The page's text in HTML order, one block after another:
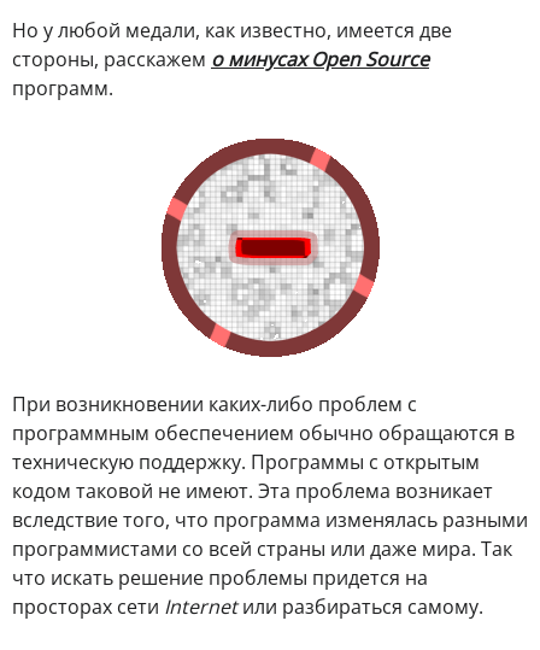
Но у любой медали, как известно, имеется две
стороны, расскажем о минусах Open Source
программ.
При возникновении каких-либо проблем с
программным обеспечением обычно обращаются в
техническую поддержку. Программы с открытым
кодом таковой не имеют. Эта проблема возникает
вследствие того, что программа изменялась разными
программистами со всей страны или даже мира. Так
что искать решение проблемы придется на
просторах сети Internetили разбираться самому.